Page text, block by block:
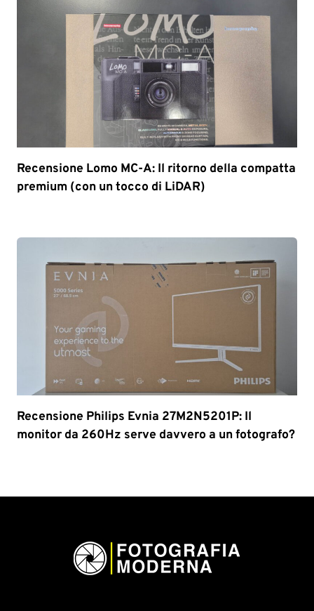
Recensione Lomo MC-A: Il ritorno della compatta
premium (con un tocco di LiDAR)
Recensione Philips Evnia 27M2N5201P: Il
monitor da 260Hz serve davvero a un fotografo?